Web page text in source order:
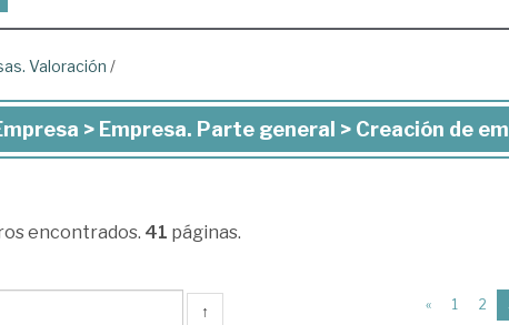
Valoración /
> Empresa. Parte general > Creación de
encontrados. 41 páginas.
↑ « 1 2